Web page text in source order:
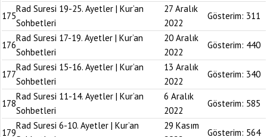
175
Rad Suresi 19-25. Ayetler | Kur’an
Sohbetleri
27 Aralık
2022
Gösterim: 311
176
Rad Suresi 17-19. Ayetler | Kur’an
Sohbetleri
20 Aralık
2022
Gösterim: 440
177
Rad Suresi 15-16. Ayetler | Kur’an
Sohbetleri
13 Aralık
2022
Gösterim: 340
178
Rad Suresi 11-14. Ayetler | Kur’an
Sohbetleri
6 Aralık
2022
Gösterim: 585
179
Rad Suresi 6-10. Ayetler | Kur’an
29 Kasım
Gösterim: 564